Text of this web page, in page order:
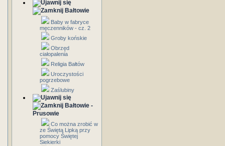
Bałtowie
Baby w fabryce
męczenników - cz. 2
Groby końskie
Obrzęd
ciałopalenia
Religia Bałtów
Uroczystości
pogrzebowe
Zaślubiny
Bałtowie -
Prusowie
Co można zrobić w
ze Świętą Lipką przy
pomocy Świętej
Siekierki